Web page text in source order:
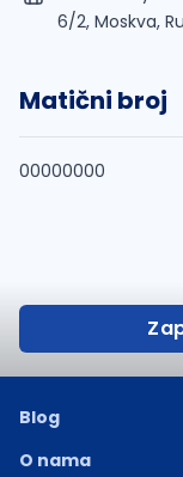
6/2, Moskva,
Matični broj
00000000
Blog
O nama